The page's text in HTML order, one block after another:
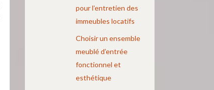
pour l’entretien des
immeubles locatifs
Choisir un ensemble
meublé d’entrée
fonctionnel et
esthétique